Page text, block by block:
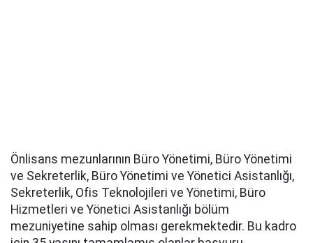
Önlisans mezunlarının Büro Yönetimi, Büro Yönetimi
ve Sekreterlik, Büro Yönetimi ve Yönetici Asistanlığı,
Sekreterlik, Ofis Teknolojileri ve Yönetimi, Büro
Hizmetleri ve Yönetici Asistanlığı bölüm
mezuniyetine sahip olması gerekmektedir. Bu kadro